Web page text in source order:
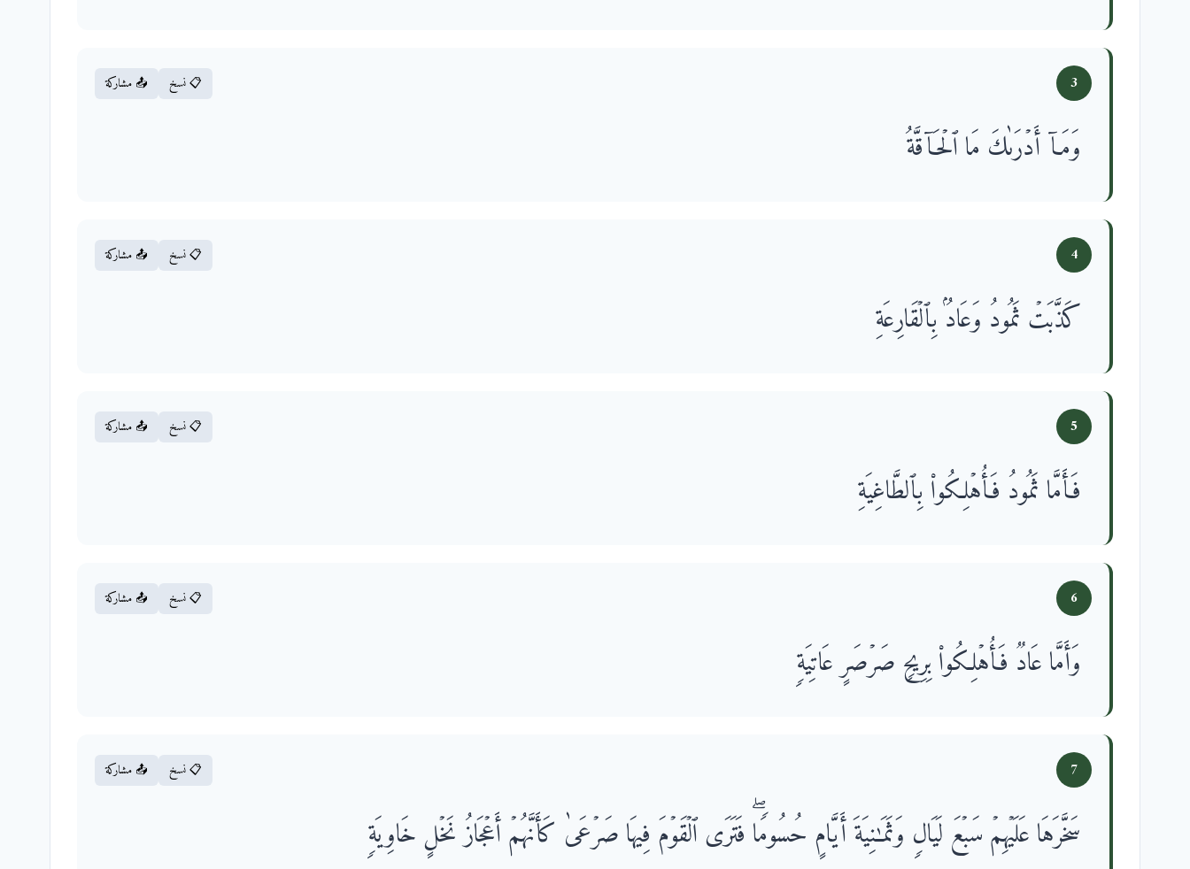
3 📋 نسخ 📤 مشاركة
وَمَاۤ أَدۡرَىٰكَ مَا ٱلۡحَاۤقَّةُ
4 📋 نسخ 📤 مشاركة
كَذَّبَتۡ ثَمُودُ وَعَادُۢ بِٱلۡقَارِعَةِ
5 📋 نسخ 📤 مشاركة
فَأَمَّا ثَمُودُ فَأُهۡلِكُوا۟ بِٱلطَّاغِیَةِ
6 📋 نسخ 📤 مشاركة
وَأَمَّا عَادࣱ فَأُهۡلِكُوا۟ بِرِیحࣲ صَرۡصَرٍ عَاتِیَةࣲ
7 📋 نسخ 📤 مشاركة
سَخَّرَهَا عَلَیۡهِمۡ سَبۡعَ لَیَالࣲ وَثَمَـٰنِیَةَ أَیَّامٍ حُسُومࣰاۖ فَتَرَى ٱلۡقَوۡمَ فِیهَا صَرۡعَىٰ كَأَنَّهُمۡ أَعۡجَازُ نَخۡلٍ خَاوِیَةࣲ